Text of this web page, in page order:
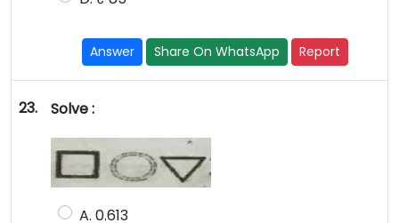
Answer Share On WhatsApp Report
23. Solve :
A. 0.613